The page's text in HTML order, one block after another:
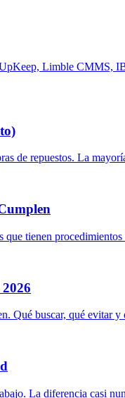
Limble CMMS,
de repuestos. La
tienen
Qué buscar, qué evitar
La diferencia casi